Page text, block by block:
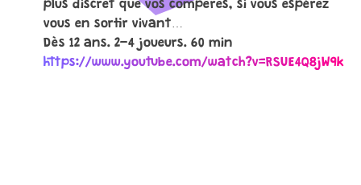
plus discret que vos compères, si vous espérez
vous en sortir vivant…
Dès 12 ans. 2-4 joueurs. 60 min
https://www.youtube.com/watch?v=RSUE4Q8jW9k